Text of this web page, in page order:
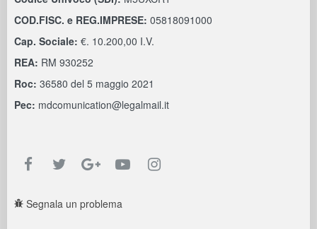
COD.FISC. e REG.IMPRESE: 05818091000
Cap. Sociale: €. 10.200,00 I.V.
REA: RM 930252
Roc: 36580 del 5 maggio 2021
Pec: mdcomunication@legalmail.it
Segnala un problema